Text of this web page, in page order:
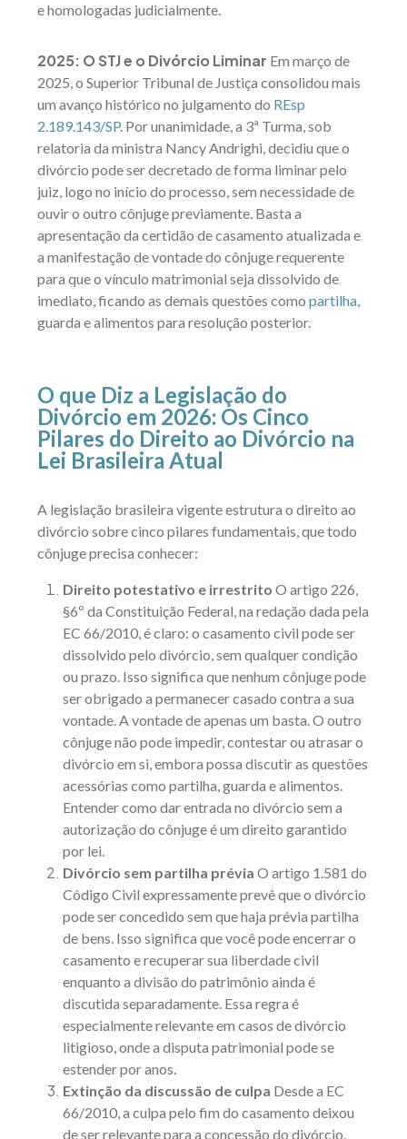
e homologadas judicialmente.
2025: O STJ e o Divórcio Liminar Em março de
2025, o Superior Tribunal de Justiça consolidou mais
um avanço histórico no julgamento do REsp
2.189.143/SP. Por unanimidade, a 3ª Turma, sob
relatoria da ministra Nancy Andrighi, decidiu que o
divórcio pode ser decretado de forma liminar pelo
juiz, logo no início do processo, sem necessidade de
ouvir o outro cônjuge previamente. Basta a
apresentação da certidão de casamento atualizada e
a manifestação de vontade do cônjuge requerente
para que o vínculo matrimonial seja dissolvido de
imediato, ficando as demais questões como partilha,
guarda e alimentos para resolução posterior.
O que Diz a Legislação do
Divórcio em 2026: Os Cinco
Pilares do Direito ao Divórcio na
Lei Brasileira Atual
A legislação brasileira vigente estrutura o direito ao
divórcio sobre cinco pilares fundamentais, que todo
cônjuge precisa conhecer:
Direito potestativo e irrestrito O artigo 226,
§6º da Constituição Federal, na redação dada pela
EC 66/2010, é claro: o casamento civil pode ser
dissolvido pelo divórcio, sem qualquer condição
ou prazo. Isso significa que nenhum cônjuge pode
ser obrigado a permanecer casado contra a sua
vontade. A vontade de apenas um basta. O outro
cônjuge não pode impedir, contestar ou atrasar o
divórcio em si, embora possa discutir as questões
acessórias como partilha, guarda e alimentos.
Entendercomo dar entrada no divórcio sem a
autorização do cônjugeé um direito garantido
por lei.
Divórcio sem partilha prévia O artigo 1.581 do
Código Civil expressamente prevê que o divórcio
pode ser concedido sem que haja prévia partilha
de bens. Isso significa que você pode encerrar o
casamento e recuperar sua liberdade civil
enquanto a divisão do patrimônio ainda é
discutida separadamente. Essa regra é
especialmente relevante em casos de divórcio
litigioso, onde a disputa patrimonial pode se
estender por anos.
Extinção da discussão de culpa Desde a EC
66/2010, a culpa pelo fim do casamento deixou
de ser relevante para a concessão do divórcio.